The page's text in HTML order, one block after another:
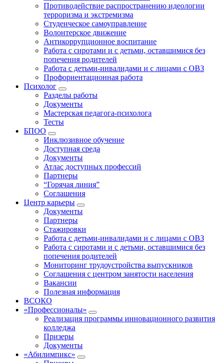
Противодействие распространению идеологии
терроризма и экстремизма
Студенческое самоуправление
Волонтерское движение
Антикоррупционное воспитание
Работа с сиротами и с детьми, оставшимися без
попечения родителей
Работа с детьми-инвалидами и с лицами с ОВЗ
Профориентационная работа
Психолог
Разделы работы
Документы
Мастерская педагога-психолога
Тесты
БПОО
Инклюзивное обучение
Доступная среда
Документы
Атлас доступных профессий
Партнеры
“Горячая линия”
Соглашения
Центр карьеры
Документы
Партнеры
Стажировки
Работа с детьми-инвалидами и с лицами с ОВЗ
Работа с сиротами и с детьми, оставшимися без
попечения родителей
Мониторинг трудоустройства выпускников
Соглашения с центром занятости населения
Вакансии
Полезная информация
ВСОКО
«Профессионалы»
Реализация программы инновационного развития
колледжа
Призеры
Документы
«Абилимпикс»